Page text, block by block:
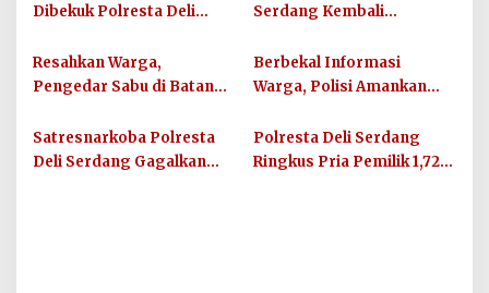
Dibekuk Polresta Deli
Peredaran Sabu Kembali
Digagalkan
Serdang Kembali
Amankan Pelaku Beserta
Barang Bukti
Resahkan Warga,
Pengedar Sabu di Batang
Narkoba Polresta Deli
Serdang
Berbekal Informasi
Warga, Polisi Amankan
Gram di Deli Serdang
Satresnarkoba Polresta
Deli Serdang Gagalkan
Polresta Deli Serdang
Ringkus Pria Pemilik 1,72